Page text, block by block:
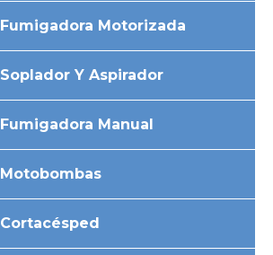
Fumigadora Motorizada
Soplador Y Aspirador
Fumigadora Manual
Motobombas
Cortacésped